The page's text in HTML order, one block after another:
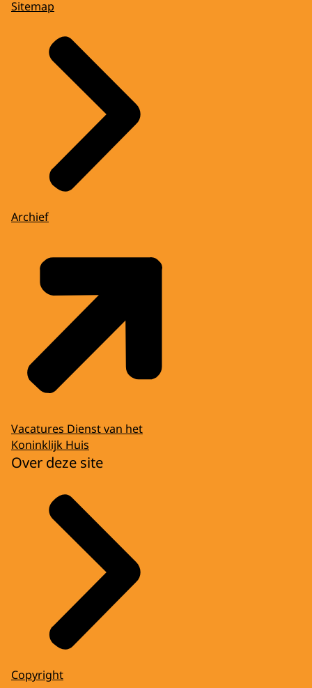
Sitemap
Archief
Vacatures Dienst van het
Koninklijk Huis
Over deze site
Copyright